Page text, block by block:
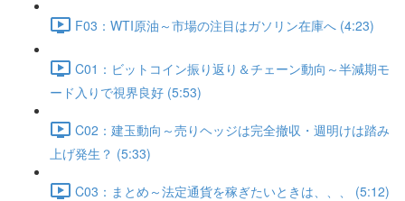
F03：WTI原油～市場の注目はガソリン在庫へ (4:23)
C01：ビットコイン振り返り＆チェーン動向～半減期モ
ード入りで視界良好 (5:53)
C02：建玉動向～売りヘッジは完全撤収・週明けは踏み
上げ発生？ (5:33)
C03：まとめ～法定通貨を稼ぎたいときは、、、 (5:12)